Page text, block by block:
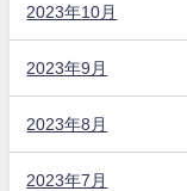
2023年10月
2023年9月
2023年8月
2023年7月